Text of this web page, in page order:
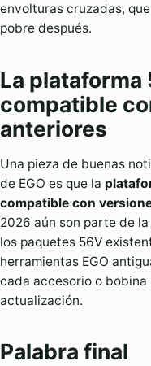
envolturas cruzadas,
pobre después.
La plataforma
compatible
anteriores
Una pieza de buenas
de EGO es que la
compatible con
2026 aún son parte de
los paquetes 56V
herramientas EGO
cada accesorio o
actualización.
Palabra final